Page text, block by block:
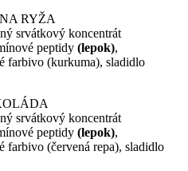
RYŽA
srvátkový koncentrát
peptidy (lepok),
farbivo (kurkuma), sladidlo
srvátkový koncentrát
peptidy (lepok),
farbivo (červená repa), sladidlo